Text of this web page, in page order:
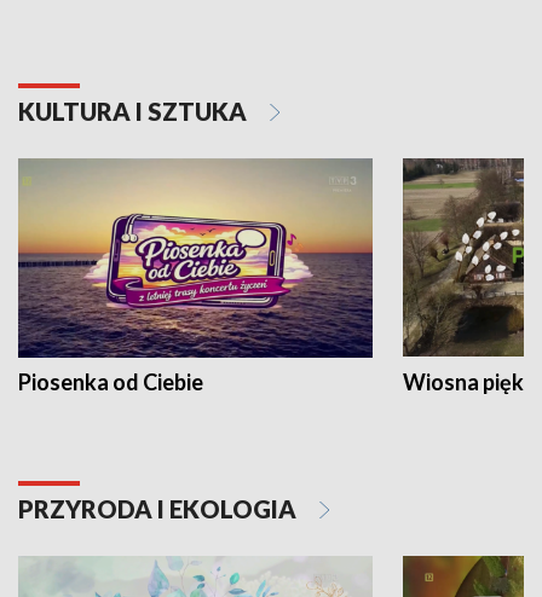
KULTURA I SZTUKA
Piosenka od Ciebie Wiosna
PRZYRODA I EKOLOGIA